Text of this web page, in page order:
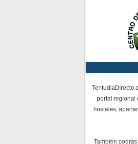
portal regional
hostales,
También